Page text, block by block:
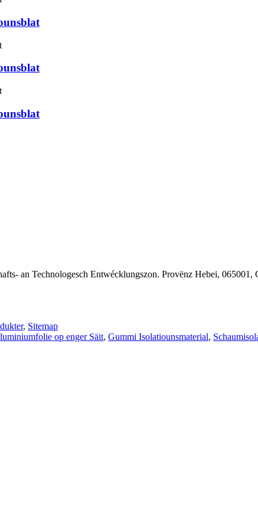
an Technologesch Entwécklungszon. Provënz Hebei, 065001,
, Sitemap
op enger Säit, Gummi Isolatiounsmaterial,